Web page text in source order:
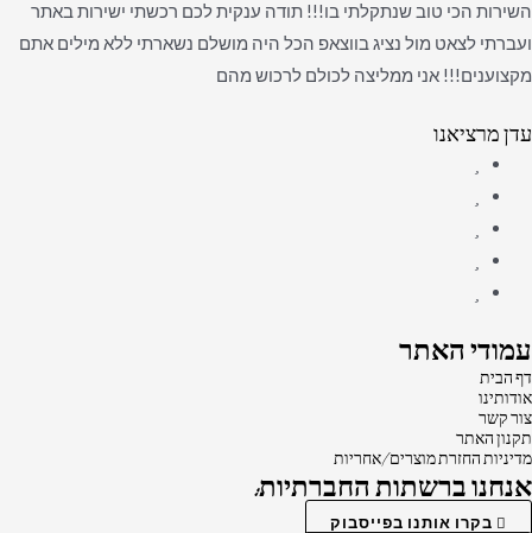
השירות הכי טוב שנתקלתי בו!!! תודה ענקית לכם רכשתי ישירות באתר
ועברתי לצאט מול נציג בווצאפ הכל היה מושלם נשארתי ללא מילים אתם
מקצוענים!!! אני ממליצה לכולם לרכוש מהם
עדן מרציאנו
עמודי האתר
דף הבית
אודותינו
צור קשר
תקנון האתר
מדיניות החזרת מוצרים/אחריות
אנחנו ברשתות החברתיות:
בקרו אותנו בפייסבוק